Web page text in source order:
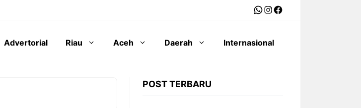
WhatsApp
Instagram
Facebook
Advertorial Riau Aceh Daerah Internasional
POST TERBARU